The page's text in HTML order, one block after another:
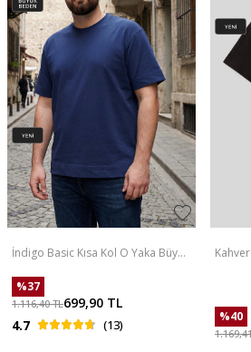
İndigo Basic Kısa Kol O Yaka Büyük
%37
1.116,40TL699,90 TL
4.7
(13)
%40